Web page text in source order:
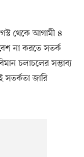
থেকে আগামী ৪
না করতে সতর্ক
চলাচলের সম্ভাব্য
সতর্কতা জারি